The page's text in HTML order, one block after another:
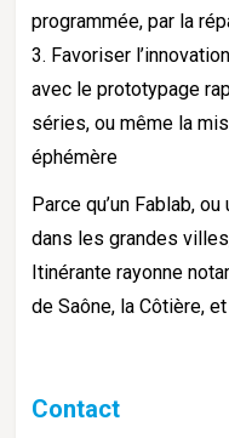
programmée, par la
3. Favoriser
avec le prototypage
séries, ou même la
éphémère
Parce qu’un Fablab,
dans les grandes
Itinérante rayonne
de Saône, la Côtière,
Contact